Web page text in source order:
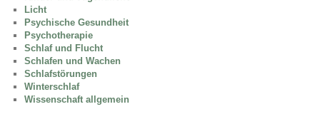
Licht
Psychische Gesundheit
Psychotherapie
Schlaf und Flucht
Schlafen und Wachen
Schlafstörungen
Winterschlaf
Wissenschaft allgemein